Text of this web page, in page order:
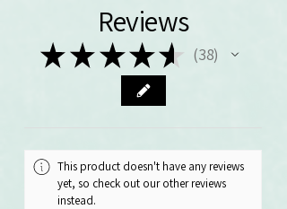
Reviews
★ ★★★★ 38
38
This product doesn't have any reviews
yet, so check out our other reviews
instead.